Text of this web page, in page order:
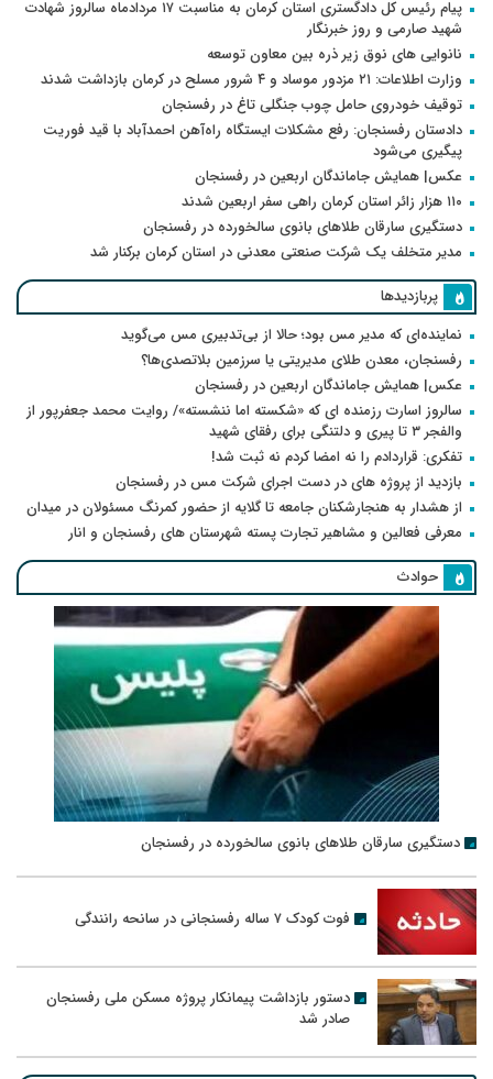
پیام رئیس کل دادگستری استان کرمان به مناسبت ۱۷ مردادماه سالروز شهادت
شهید صارمی و روز خبرنگار
نانوایی های نوق زیر ذره بین معاون توسعه
وزارت اطلاعات: ۲۱ مزدور موساد و ۴ شرور مسلح در کرمان بازداشت شدند
توقیف خودروی حامل چوب جنگلی تاغ در رفسنجان
دادستان رفسنجان: رفع مشکلات ایستگاه راه‌آهن احمدآباد با قید فوریت
پیگیری می‌شود
عکس| همایش جاماندگان اربعین در رفسنجان
۱۱۰ هزار زائر استان کرمان راهی سفر اربعین شدند
دستگیری سارقان طلاهای بانوی سالخورده در رفسنجان
مدیر متخلف یک شرکت صنعتی معدنی در استان کرمان برکنار شد
پربازدیدها
نماینده‌ای که مدیر مس بود؛ حالا از بی‌تدبیری مس می‌گوید
رفسنجان، معدن طلای مدیریتی یا سرزمین بلاتصدی‌ها؟
عکس| همایش جاماندگان اربعین در رفسنجان
سالروز اسارت رزمنده ای که «شکسته اما ننشسته»/ روایت محمد جعفرپور از
والفجر ۳ تا پیری و دلتنگی برای رفقای شهید
تفکری: قراردادم را نه امضا کردم نه ثبت شد!
بازدید از پروژه های در دست اجرای شرکت مس در رفسنجان
از هشدار به هنجارشکنان جامعه تا گلایه از حضور کمرنگ مسئولان در میدان
معرفی فعالین و مشاهیر تجارت پسته شهرستان های رفسنجان و انار
حوادث
دستگیری سارقان طلاهای بانوی سالخورده در رفسنجان
فوت کودک ۷ ساله رفسنجانی در سانحه رانندگی
دستور بازداشت پیمانکار پروژه مسکن ملی رفسنجان
صادر شد